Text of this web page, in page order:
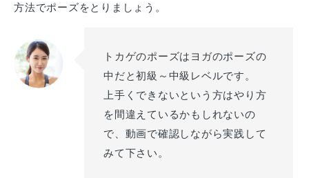
方法でポーズをとりましょう。
トカゲのポーズはヨガのポーズの
中だと初級～中級レベルです。
上手くできないという方はやり方
を間違えているかもしれないの
で、動画で確認しながら実践して
みて下さい。